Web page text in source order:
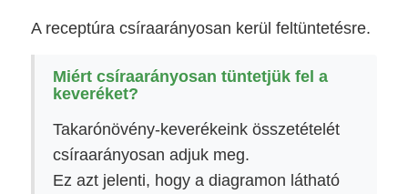
A receptúra csíraarányosan kerül feltüntetésre.
Miért csíraarányosan tüntetjük fel a
keveréket?
Takarónövény-keverékeink összetételét
csíraarányosan adjuk meg.
Ez azt jelenti, hogy a diagramon látható